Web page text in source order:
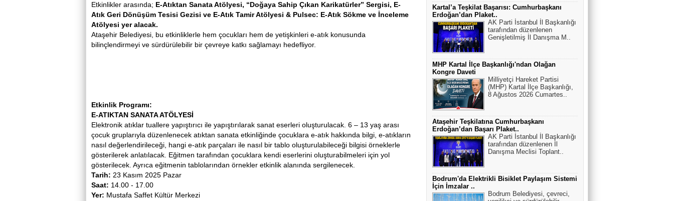
Etkinlikler arasında; E-Atıktan Sanata Atölyesi, “Doğaya Sahip Çıkan Karikatürler” Sergisi, E-
Atık Geri Dönüşüm Tesisi Gezisi ve E-Atık Tamir Atölyesi & Pulsec: E-Atık Sökme ve İnceleme
Atölyesi yer alacak.
Ataşehir Belediyesi, bu etkinliklerle hem çocukları hem de yetişkinleri e-atık konusunda
bilinçlendirmeyi ve sürdürülebilir bir çevreye katkı sağlamayı hedefliyor.
Etkinlik Programı:
E-ATIKTAN SANATA ATÖLYESİ
Elektronik atıklar tuallere yapıştırıcı ile yapıştırılarak sanat eserleri oluşturulacak. 6 – 13 yaş arası
çocuk gruplarıyla düzenlenecek atıktan sanata etkinliğinde çocuklara e-atık hakkında bilgi, e-atıkların
nasıl değerlendirileceği, hangi e-atık parçaları ile nasıl bir tablo oluşturulabileceği bilgisi örneklerle
gösterilerek anlatılacak. Eğitmen tarafından çocuklara kendi eserlerini oluşturabilmeleri için yol
gösterilecek. Ayrıca eğitmenin tablolarından örnekler etkinlik alanında sergilenecek.
Tarih: 23 Kasım 2025 Pazar
Saat: 14.00 - 17.00
Yer: Mustafa Saffet Kültür Merkezi
Kartal’a Teşkilat Başarısı: Cumhurbaşkanı
Erdoğan’dan Plaket..
AK Parti İstanbul İl Başkanlığı
tarafından düzenlenen
Genişletilmiş İl Danışma M..
MHP Kartal İlçe Başkanlığı'ndan Olağan
Kongre Daveti
Milliyetçi Hareket Partisi
(MHP) Kartal İlçe Başkanlığı,
8 Ağustos 2026 Cumartes..
Ataşehir Teşkilatına Cumhurbaşkanı
Erdoğan’dan Başarı Plaket..
AK Parti İstanbul İl Başkanlığı
tarafından düzenlenen İl
Danışma Meclisi Toplant..
Bodrum'da Elektrikli Bisiklet Paylaşım Sistemi
İçin İmzalar ..
Bodrum Belediyesi, çevreci,